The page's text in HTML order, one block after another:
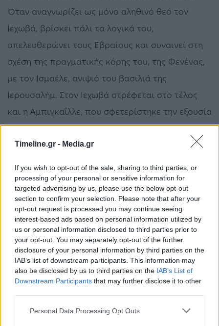
Timeline.gr - Media.gr
If you wish to opt-out of the sale, sharing to third parties, or
processing of your personal or sensitive information for
targeted advertising by us, please use the below opt-out
section to confirm your selection. Please note that after your
opt-out request is processed you may continue seeing
interest-based ads based on personal information utilized by
us or personal information disclosed to third parties prior to
your opt-out. You may separately opt-out of the further
disclosure of your personal information by third parties on the
IAB’s list of downstream participants. This information may
also be disclosed by us to third parties on the IAB’s List of
Downstream Participants that may further disclose it to other
Personal Data Processing Opt Outs
Όταν αναγνωρίζει ως μόνο αληθινό θεό τον
Ιεχωβά, βρίσκει πάλι τα λογικά του,
απελευθερώνει τους Εβραίους και συναινεί στη
σχέση της πραγματικής κόρης του, της Φενένας,
με τον Ισμαέλε, ανιψιό του βασιλιά της
Ιερουσαλήμ. Στον Ιεχωβά στρέφεται στο τέλος
και η Αμπιγκαΐλλε, που σφετερίστηκε την εξουσία
του Ναμπούκκο.
που μελοποίησε κείμενα με έντονα πολιτικό
χαρακτήρα –φλογεροί, γεμάτοι πατριωτικά
αισθήματα στίχοι υπάρχουν σε αρκετές όπερες
πριν από τις δικές του–, στην περίπτωσή του
όμως τη διαφορά την κάνει η μουσική· είναι αυτή
που δίνει στις όπερές του σαφώς πολιτική
διάσταση και έχει τη δύναμη να εξεγείρει τα
πλήθη.
Τη σκηνοθεσία της παραγωγής, η οποία